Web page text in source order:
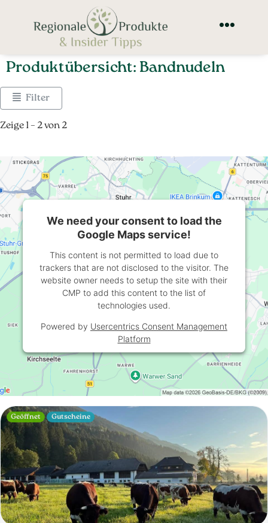
Produktübersicht: Bandnudeln
Filter
Zeige 1 – 2 von 2
Geöffnet Gutscheine
We need your consent to load the
Google Maps service!
This content is not permitted to load due to
trackers that are not disclosed to the visitor. The
website owner needs to setup the site with their
CMP to add this content to the list of
technologies used.
Powered by Usercentrics Consent Management
Platform